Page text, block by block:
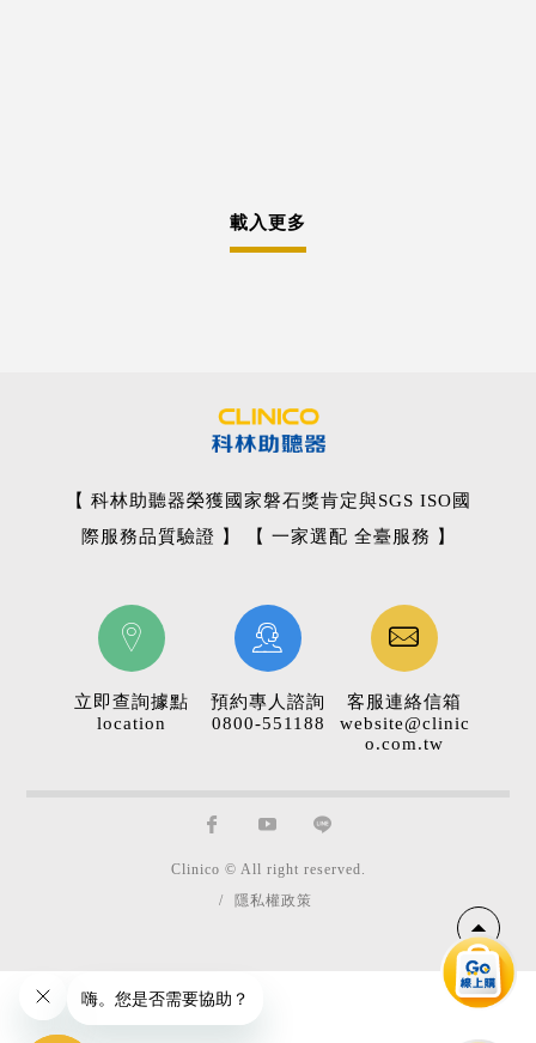
載入更多
【 科林助聽器榮獲國家磐石獎肯定與SGS ISO國
際服務品質驗證 】 【 一家選配 全臺服務 】
立即查詢據點
location
預約專人諮詢
0800-551188
客服連絡信箱
website@clinic
o.com.tw
Clinico © All right reserved.
/
隱私權政策